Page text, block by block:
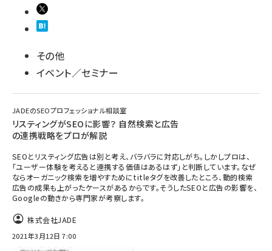
その他
イベント／セミナー
JADEのSEOプロフェッショナル相談室
リスティングがSEOに影響？ 自然検索と広告
の連携戦略をプロが解説
SEOとリスティング広告は別と考え、バラバラに対応しがち。しかしプロは、
「ユーザー体験を考えると連携する価値はあるはず」と判断しています。なぜ
ならオーガニック検索を増やすためにtitleタグを改善したところ、動的検索
広告の成果も上がったケースがあるからです。そうしたSEOと広告の影響を、
Googleの動きから専門家が考察します。
株式会社JADE
2021年3月12日 7:00